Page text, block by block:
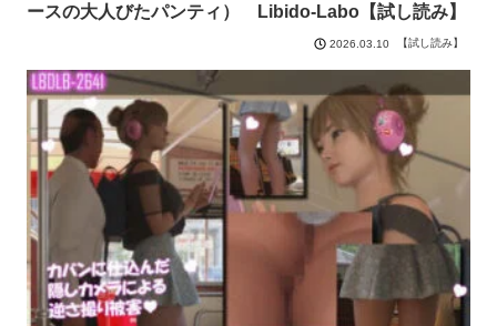
ースの大人びたパンティ） Libido-Labo【試し読み】
2026.03.10 【試し読み】